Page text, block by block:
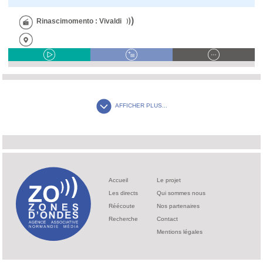
Rinascimomento : Vivaldi
AFFICHER PLUS...
Accueil
Les directs
Réécoute
Recherche
Le projet
Qui sommes nous
Nos partenaires
Contact
Mentions légales